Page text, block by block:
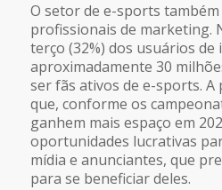
O setor de e-sports
profissionais de marketing.
terço (32%) dos usuários
aproximadamente 30
ser fãs ativos de e-sports. A
que, conforme os
ganhem mais espaço em
oportunidades lucrativas
mídia e anunciantes, que
para se beneficiar deles.